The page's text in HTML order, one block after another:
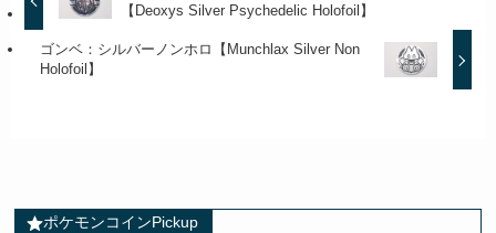
【Deoxys Silver Psychedelic Holofoil】
ゴンベ：シルバーノンホロ【Munchlax Silver Non
Holofoil】
ポケモンコインPickup